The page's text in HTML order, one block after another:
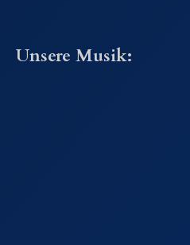
Unsere Musik: